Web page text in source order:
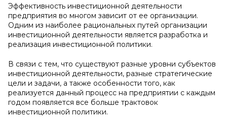
Эффективность инвестиционной деятельности
предприятия во многом зависит от ее организации.
Одним из наиболее рациональных путей организации
инвестиционной деятельности является разработка и
реализация инвестиционной политики.
В связи с тем, что существуют разные уровни субъектов
инвестиционной деятельности, разные стратегические
цели и задачи, а также особенности того, как
реализуется данный процесс на предприятии с каждым
годом появляется все больше трактовок
инвестиционной политики.